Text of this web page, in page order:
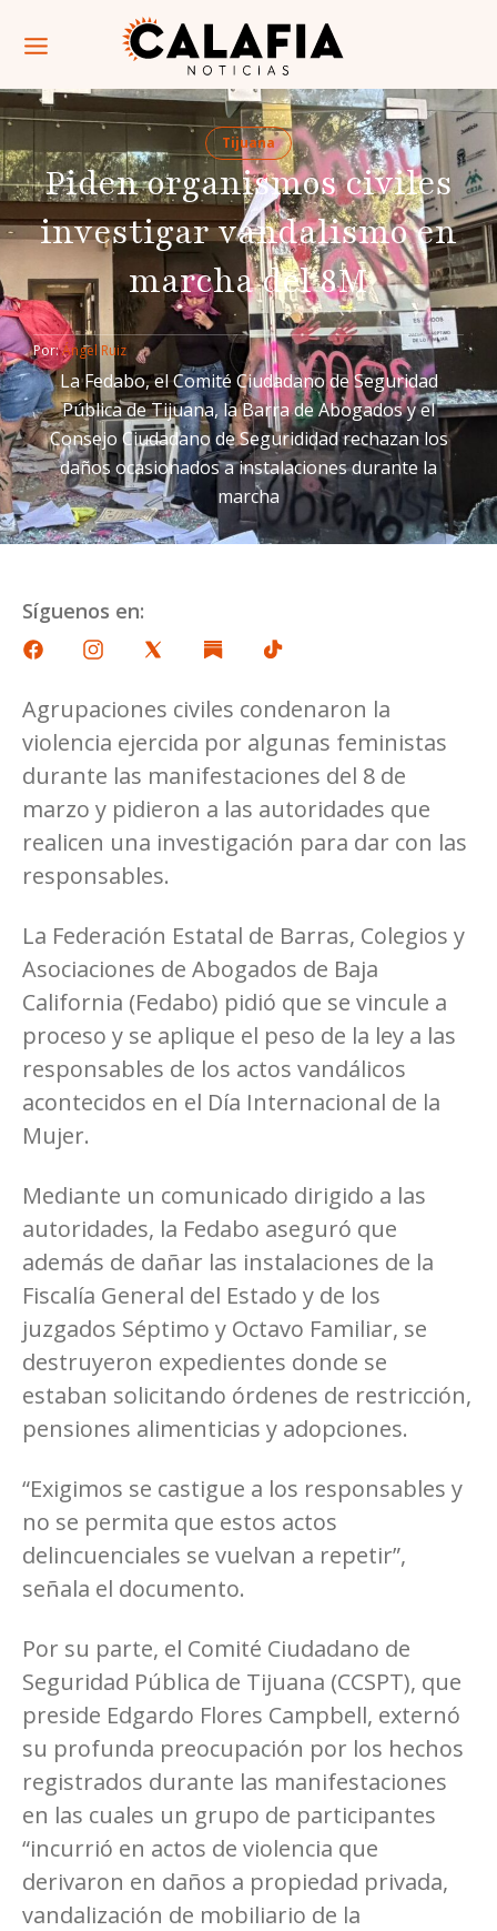
Tijuana
Piden organismos civiles
investigar vandalismo en
marcha del 8M
Por: Ángel Ruiz
La Fedabo, el Comité Ciudadano de Seguridad
Pública de Tijuana, la Barra de Abogados y el
Consejo Ciudadano de Segurididad rechazan los
daños ocasionados a instalaciones durante la
marcha
Síguenos en:
Agrupaciones civiles condenaron la
violencia ejercida por algunas feministas
durante las manifestaciones del 8 de
marzo y pidieron a las autoridades que
realicen una investigación para dar con las
responsables.
La Federación Estatal de Barras, Colegios y
Asociaciones de Abogados de Baja
California (Fedabo) pidió que se vincule a
proceso y se aplique el peso de la ley a las
responsables de los actos vandálicos
acontecidos en el Día Internacional de la
Mujer.
Mediante un comunicado dirigido a las
autoridades, la Fedabo aseguró que
además de dañar las instalaciones de la
Fiscalía General del Estado y de los
juzgados Séptimo y Octavo Familiar, se
destruyeron expedientes donde se
estaban solicitando órdenes de restricción,
pensiones alimenticias y adopciones.
“Exigimos se castigue a los responsables y
no se permita que estos actos
delincuenciales se vuelvan a repetir”,
señala el documento.
Por su parte, el Comité Ciudadano de
Seguridad Pública de Tijuana (CCSPT), que
preside Edgardo Flores Campbell, externó
su profunda preocupación por los hechos
registrados durante las manifestaciones
en las cuales un grupo de participantes
“incurrió en actos de violencia que
derivaron en daños a propiedad privada,
vandalización de mobiliario de la